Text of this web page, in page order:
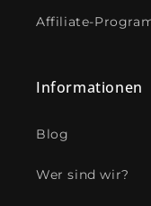
Affiliate-
Informationen
Blog
Wer sind wir?